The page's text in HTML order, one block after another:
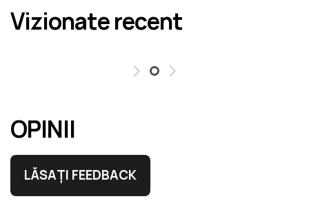
erori în cel mai scurt termen rezonabil.
Vizionate recent
OPINII
LĂSAȚI FEEDBACK